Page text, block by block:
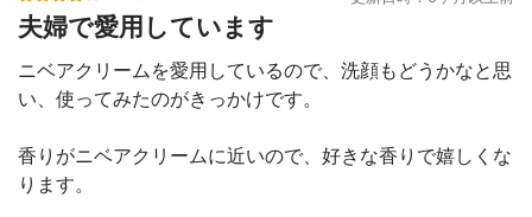
夫婦で愛用しています
ニベアクリームを愛用しているので、洗顔もどうかなと思
い、使ってみたのがきっかけです。
香りがニベアクリームに近いので、好きな香りで嬉しくな
ります。